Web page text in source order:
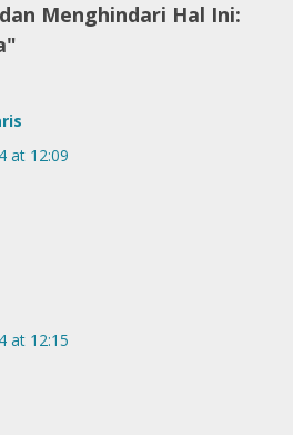
Menghindari Hal Ini:
at 12:09
at 12:15